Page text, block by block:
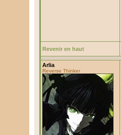
Revenir en haut
Arlia
Reverse Thinker